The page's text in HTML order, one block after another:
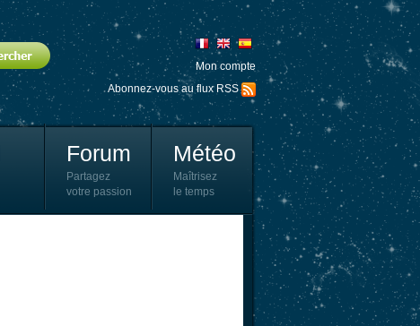
Mon compte
Abonnez-vous au flux RSS
Forum
Partagez
votre passion
Météo
Maîtrisez
le temps